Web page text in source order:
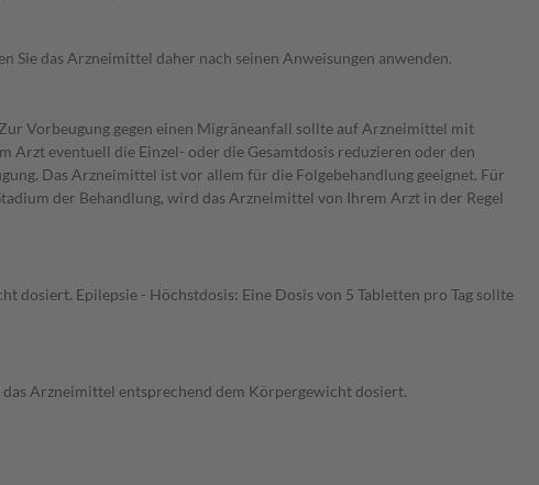
Sie das Arzneimittel daher nach seinen Anweisungen anwenden.
Vorbeugung gegen einen Migräneanfall sollte auf Arzneimittel mit
eventuell die Einzel- oder die Gesamtdosis reduzieren oder den
Das Arzneimittel ist vor allem für die Folgebehandlung geeignet. Für
der Behandlung, wird das Arzneimittel von Ihrem Arzt in der Regel
Epilepsie - Höchstdosis: Eine Dosis von 5 Tabletten pro Tag sollte
Arzneimittel entsprechend dem Körpergewicht dosiert.